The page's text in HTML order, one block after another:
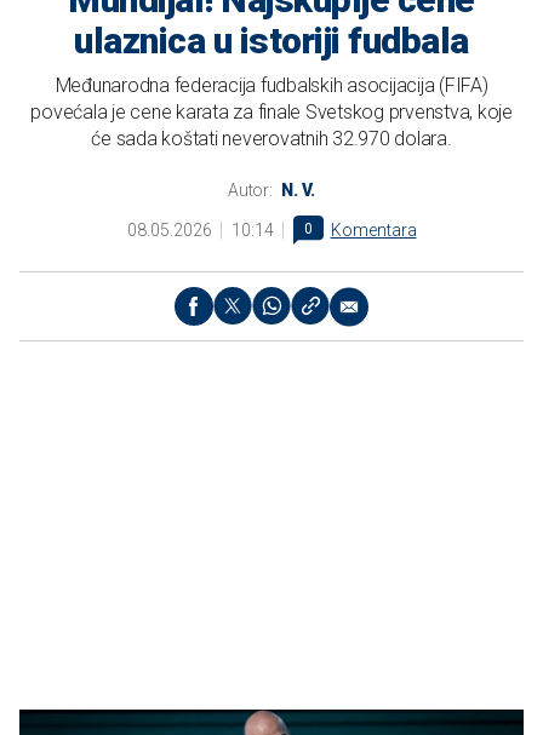
ulaznica u istoriji fudbala
Međunarodna federacija fudbalskih asocijacija (FIFA)
povećala je cene karata za finale Svetskog prvenstva, koje
će sada koštati neverovatnih 32.970 dolara.
Autor: N. V.
08.05.2026 10:14 0 Komentara